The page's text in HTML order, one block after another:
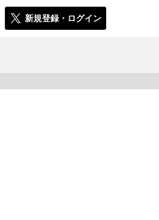
新規登録・ログイン